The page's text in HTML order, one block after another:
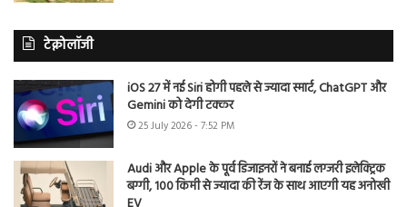
टेक्नोलॉजी
iOS 27 में नई Siri होगी पहले से ज्यादा स्मार्ट, ChatGPT और
Gemini को देगी टक्कर
25 July 2026 - 7:52 PM
Audi और Apple के पूर्व डिजाइनरों ने बनाई लग्जरी इलेक्ट्रिक
बग्गी, 100 किमी से ज्यादा की रेंज के साथ आएगी यह अनोखी